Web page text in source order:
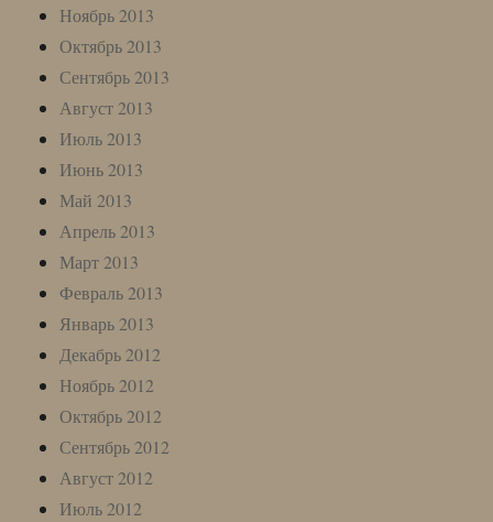
Ноябрь 2013
Октябрь 2013
Сентябрь 2013
Август 2013
Июль 2013
Июнь 2013
Май 2013
Апрель 2013
Март 2013
Февраль 2013
Январь 2013
Декабрь 2012
Ноябрь 2012
Октябрь 2012
Сентябрь 2012
Август 2012
Июль 2012